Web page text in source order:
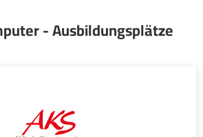
- Ausbildungsplätze